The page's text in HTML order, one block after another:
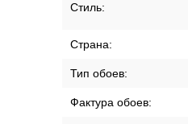
Стиль:
Страна:
Тип обоев:
Фактура обоев: